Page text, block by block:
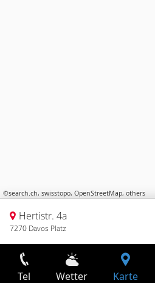
©search.ch, swisstopo, OpenStreetMap, others
Hertistr. 4a
7270 Davos Platz
Tel Wetter Karte